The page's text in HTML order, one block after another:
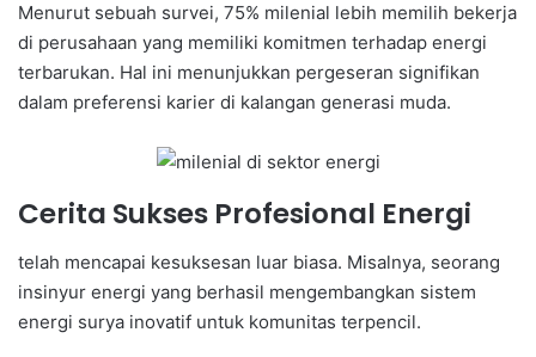
Menurut sebuah survei, 75% milenial lebih memilih bekerja
di perusahaan yang memiliki komitmen terhadap energi
terbarukan. Hal ini menunjukkan pergeseran signifikan
dalam preferensi karier di kalangan generasi muda.
Cerita Sukses Profesional Energi
telah mencapai kesuksesan luar biasa. Misalnya, seorang
insinyur energi yang berhasil mengembangkan sistem
energi surya inovatif untuk komunitas terpencil.